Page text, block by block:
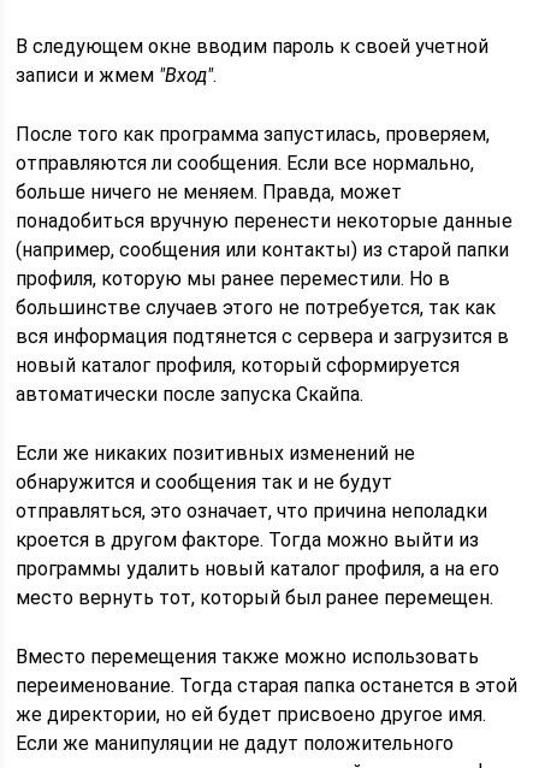
В следующем окне вводим пароль к своей учетной
записи и жмем "Вход".
После того как программа запустилась, проверяем,
отправляются ли сообщения. Если все нормально,
больше ничего не меняем. Правда, может
понадобиться вручную перенести некоторые данные
(например, сообщения или контакты) из старой папки
профиля, которую мы ранее переместили. Но в
большинстве случаев этого не потребуется, так как
вся информация подтянется с сервера и загрузится в
новый каталог профиля, который сформируется
автоматически после запуска Скайпа.
Если же никаких позитивных изменений не
обнаружится и сообщения так и не будут
отправляться, это означает, что причина неполадки
кроется в другом факторе. Тогда можно выйти из
программы удалить новый каталог профиля, а на его
место вернуть тот, который был ранее перемещен.
Вместо перемещения также можно использовать
переименование. Тогда старая папка останется в этой
же директории, но ей будет присвоено другое имя.
Если же манипуляции не дадут положительного